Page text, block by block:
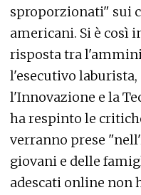
sproporzionati" sui
americani. Si è così
risposta tra
l'esecutivo
l'Innovazione e la
ha respinto le
verranno prese
giovani e delle
adescati online non